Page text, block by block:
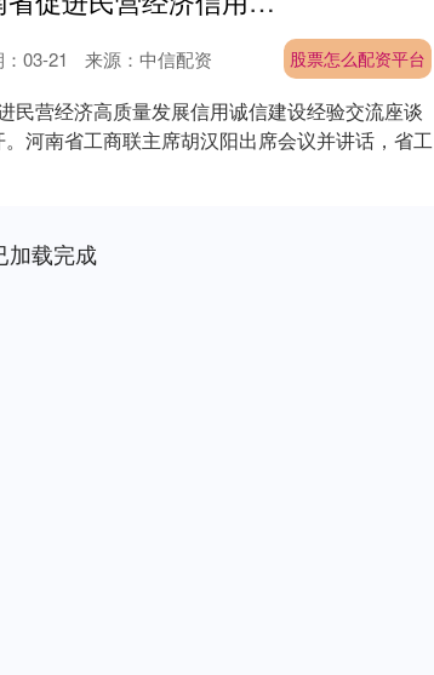
股票怎么配资平台
：03-21 来源：中信配资
民营经济高质量发展信用诚信建设经验交流座谈
河南省工商联主席胡汉阳出席会议并讲话，省工
加载完成